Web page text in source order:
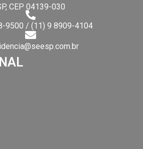
CEP 04139-030
9500 / (11) 9 8909-4104